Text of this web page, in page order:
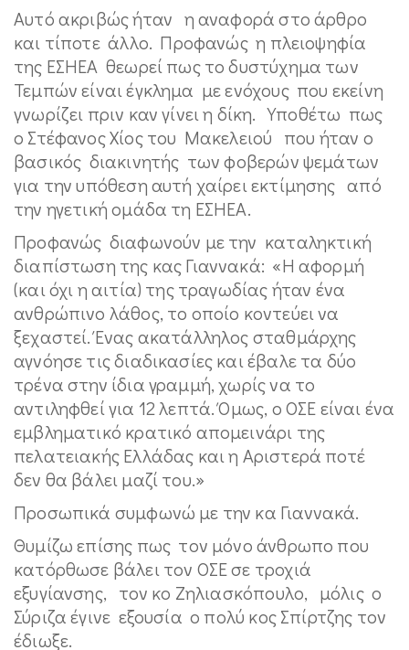
Αυτό ακριβώς ήταν η αναφορά στο άρθρο
και τίποτε άλλο. Προφανώς η πλειοψηφία
της ΕΣΗΕΑ θεωρεί πως το δυστύχημα των
Τεμπών είναι έγκλημα με ενόχους που εκείνη
γνωρίζει πριν καν γίνει η δίκη. Υποθέτω πως
ο Στέφανος Χίος του Μακελειού που ήταν ο
βασικός διακινητής των φοβερών ψεμάτων
για την υπόθεση αυτή χαίρει εκτίμησης από
την ηγετική ομάδα τη ΕΣΗΕΑ.
Προφανώς διαφωνούν με την καταληκτική
διαπίστωση της κας Γιαννακά: «Η αφορμή
(και όχι η αιτία) της τραγωδίας ήταν ένα
ανθρώπινο λάθος, το οποίο κοντεύει να
ξεχαστεί. Ένας ακατάλληλος σταθμάρχης
αγνόησε τις διαδικασίες και έβαλε τα δύο
τρένα στην ίδια γραμμή, χωρίς να το
αντιληφθεί για 12 λεπτά. Όμως, ο ΟΣΕ είναι ένα
εμβληματικό κρατικό απομεινάρι της
πελατειακής Ελλάδας και η Αριστερά ποτέ
δεν θα βάλει μαζί του.»
Προσωπικά συμφωνώ με την κα Γιαννακά.
Θυμίζω επίσης πως τον μόνο άνθρωπο που
κατόρθωσε βάλει τον ΟΣΕ σε τροχιά
εξυγίανσης, τον κο Ζηλιασκόπουλο, μόλις ο
Σύριζα έγινε εξουσία ο πολύ κος Σπίρτζης τον
έδιωξε.